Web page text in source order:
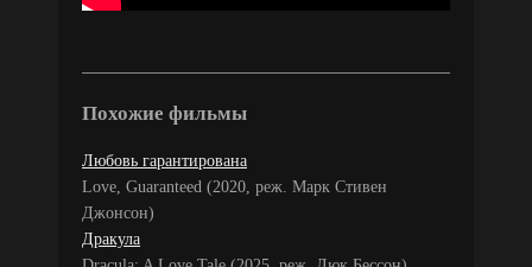
Похожие фильмы
Любовь гарантирована
Love, Guaranteed (2020, реж. Марк Стивен
Джонсон)
Дракула